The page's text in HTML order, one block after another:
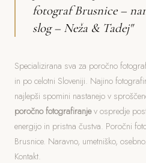
fotograf Brusnice –
slog – Neža & Tadej"
Specializirana sva za poročno
in po celotni Sloveniji. Najino
najlepši spomini nastanejo v
poročno fotografiranjev ospredje
energijo in pristna čustva. Poročni
Brusnice. Naravno, umetniško,
Kontakt.